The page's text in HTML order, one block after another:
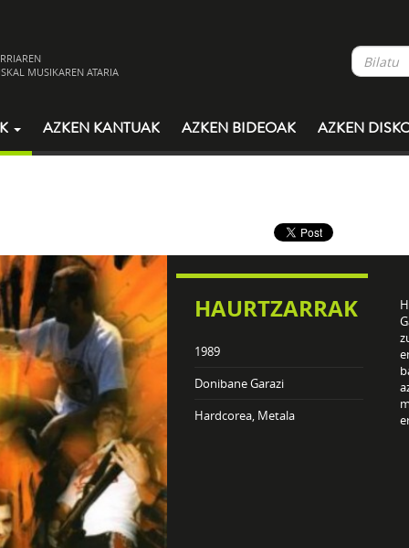
MUSIKAREN ATARIA
AZKEN KANTUAK AZKEN BIDEOAK AZKEN
HAURTZARRAK
1989
Donibane Garazi
Hardcorea, Metala